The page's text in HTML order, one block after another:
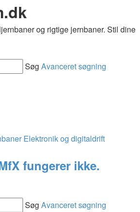
og rigtige jernbaner. Stil dine
Søg Avanceret søgning
Elektronik og digitaldrift
fungerer ikke.
Søg Avanceret søgning